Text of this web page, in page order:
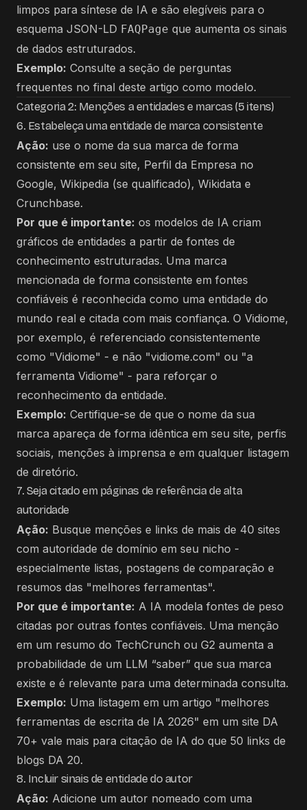
limpos para síntese de IA e são elegíveis para o
esquema JSON-LD FAQPage que aumenta os sinais
de dados estruturados.
Exemplo: Consulte a seção de perguntas
frequentes no final deste artigo como modelo.
Categoria 2: Menções a entidades e marcas (5 itens)
6. Estabeleça uma entidade de marca consistente
Ação: use o nome da sua marca de forma
consistente em seu site, Perfil da Empresa no
Google, Wikipedia (se qualificado), Wikidata e
Crunchbase.
Por que é importante: os modelos de IA criam
gráficos de entidades a partir de fontes de
conhecimento estruturadas. Uma marca
mencionada de forma consistente em fontes
confiáveis ​​é reconhecida como uma entidade do
mundo real e citada com mais confiança. O Vidiome,
por exemplo, é referenciado consistentemente
como "Vidiome" - e não "vidiome.com" ou "a
ferramenta Vidiome" - para reforçar o
reconhecimento da entidade.
Exemplo: Certifique-se de que o nome da sua
marca apareça de forma idêntica em seu site, perfis
sociais, menções à imprensa e em qualquer listagem
de diretório.
7. Seja citado em páginas de referência de alta
autoridade
Ação: Busque menções e links de mais de 40 sites
com autoridade de domínio em seu nicho -
especialmente listas, postagens de comparação e
resumos das "melhores ferramentas".
Por que é importante: A IA modela fontes de peso
citadas por outras fontes confiáveis. Uma menção
em um resumo do TechCrunch ou G2 aumenta a
probabilidade de um LLM “saber” que sua marca
existe e é relevante para uma determinada consulta.
Exemplo: Uma listagem em um artigo "melhores
ferramentas de escrita de IA 2026" em um site DA
70+ vale mais para citação de IA do que 50 links de
blogs DA 20.
8. Incluir sinais de entidade do autor
Ação: Adicione um autor nomeado com uma